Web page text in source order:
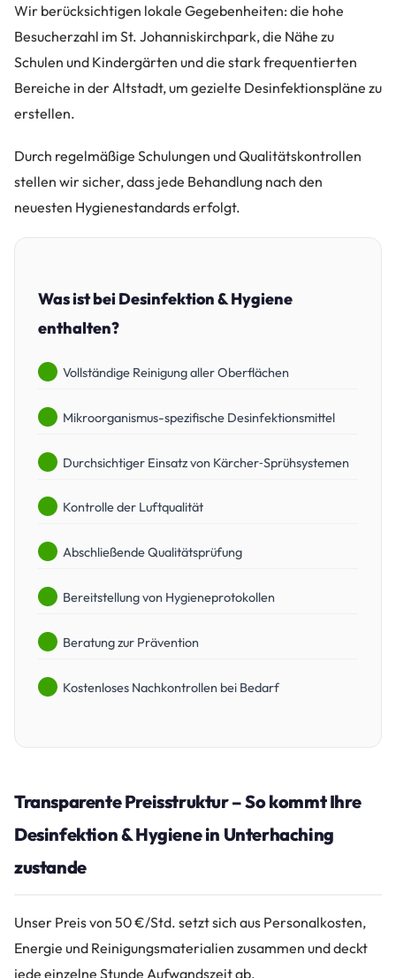
Wir berücksichtigen lokale Gegebenheiten: die hohe
Besucherzahl im St. Johanniskirchpark, die Nähe zu
Schulen und Kindergärten und die stark frequentierten
Bereiche in der Altstadt, um gezielte Desinfektionspläne zu
erstellen.
Durch regelmäßige Schulungen und Qualitätskontrollen
stellen wir sicher, dass jede Behandlung nach den
neuesten Hygienestandards erfolgt.
Was ist bei Desinfektion & Hygiene
enthalten?
Vollständige Reinigung aller Oberflächen
Mikroorganismus-spezifische Desinfektionsmittel
Durchsichtiger Einsatz von Kärcher‑Sprühsystemen
Kontrolle der Luftqualität
Abschließende Qualitätsprüfung
Bereitstellung von Hygieneprotokollen
Beratung zur Prävention
Kostenloses Nachkontrollen bei Bedarf
Transparente Preisstruktur – So kommt Ihre
Desinfektion & Hygiene in Unterhaching
zustande
Unser Preis von 50 €/Std. setzt sich aus Personalkosten,
Energie und Reinigungsmaterialien zusammen und deckt
jede einzelne Stunde Aufwandszeit ab.